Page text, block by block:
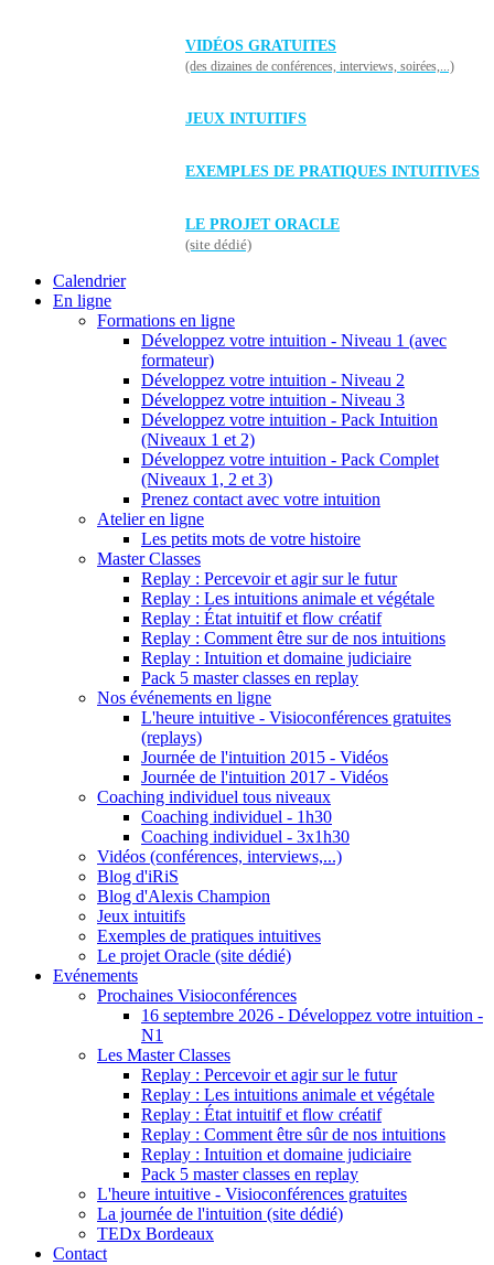
VIDÉOS GRATUITES
(des dizaines de conférences, interviews, soirées,...)
JEUX INTUITIFS
EXEMPLES DE PRATIQUES INTUITIVES
LE PROJET ORACLE
(site dédié)
Calendrier
En ligne
Formations en ligne
Développez votre intuition - Niveau 1 (avec
formateur)
Développez votre intuition - Niveau 2
Développez votre intuition - Niveau 3
Développez votre intuition - Pack Intuition
(Niveaux 1 et 2)
Développez votre intuition - Pack Complet
(Niveaux 1, 2 et 3)
Prenez contact avec votre intuition
Atelier en ligne
Les petits mots de votre histoire
Master Classes
Replay : Percevoir et agir sur le futur
Replay : Les intuitions animale et végétale
Replay : État intuitif et flow créatif
Replay : Comment être sur de nos intuitions
Replay : Intuition et domaine judiciaire
Pack 5 master classes en replay
Nos événements en ligne
L'heure intuitive - Visioconférences gratuites
(replays)
Journée de l'intuition 2015 - Vidéos
Journée de l'intuition 2017 - Vidéos
Coaching individuel tous niveaux
Coaching individuel - 1h30
Coaching individuel - 3x1h30
Vidéos (conférences, interviews,...)
Blog d'iRiS
Blog d'Alexis Champion
Jeux intuitifs
Exemples de pratiques intuitives
Le projet Oracle (site dédié)
Evénements
Prochaines Visioconférences
16 septembre 2026 - Développez votre intuition -
N1
Les Master Classes
Replay : Percevoir et agir sur le futur
Replay : Les intuitions animale et végétale
Replay : État intuitif et flow créatif
Replay : Comment être sûr de nos intuitions
Replay : Intuition et domaine judiciaire
Pack 5 master classes en replay
L'heure intuitive - Visioconférences gratuites
La journée de l'intuition (site dédié)
TEDx Bordeaux
Contact